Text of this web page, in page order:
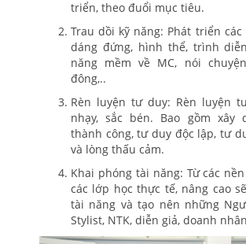
triển, theo đuổi mục tiêu.
Trau dồi kỹ năng: Phát triển
dáng đứng, hình thể, trình
năng mềm về MC, nói
đông,..
Rèn luyện tư duy: Rèn luyện
nhạy, sắc bén. Bao gồm xây
thành công, tư duy độc lập, tư
và lòng thấu cảm.
Khai phóng tài năng: Từ các
các lớp học thực tế, nâng cao
tài năng và tạo nên những
Stylist, NTK, diễn giả, doanh